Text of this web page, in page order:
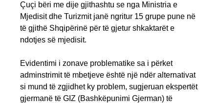
Çuçi bëri me dije gjithashtu se nga Ministria e
Mjedisit dhe Turizmit janë ngritur 15 grupe pune në
të gjithë Shqipërinë për të gjetur shkaktarët e
ndotjes së mjedisit.
Evidentimi i zonave problematike sa i përket
adminstrimit të mbetjeve është një ndër alternativat
si mund të zgjidhet ky problem, sugjeruan ekspertët
gjermanë të GIZ (Bashkëpunimi Gjerman) të